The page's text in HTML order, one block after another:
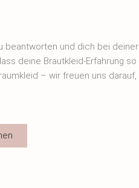
beantworten und dich bei deiner
deine Brautkleid-Erfahrung so
– wir freuen uns darauf,